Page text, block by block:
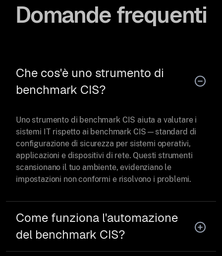
Domande frequenti
Che cos'è uno strumento di
benchmark CIS?
Uno strumento di benchmark CIS aiuta a valutare i
sistemi IT rispetto ai benchmark CIS—standard di
configurazione di sicurezza per sistemi operativi,
applicazioni e dispositivi di rete. Questi strumenti
scansionano il tuo ambiente, evidenziano le
impostazioni non conformi e risolvono i problemi.
Come funziona l'automazione
del benchmark CIS?